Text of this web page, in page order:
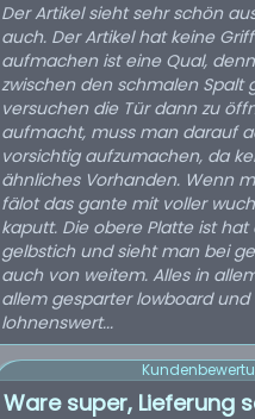
Der Artikel sieht sehr schön
auch. Der Artikel hat keine Griffe und das
aufmachen ist eine Qual,
zwischen den schmalen Spalt
versuchen die Tür dann zu
aufmacht, muss man darauf
vorsichtig aufzumachen, da
ähnliches Vorhanden. Wenn
fälot das gante mit voller
kaputt. Die obere Platte ist
gelbstich und sieht man bei
auch von weitem. Alles in allem, minderwertiger an
allem gesparter lowboard
lohnenswert...
Ware super, Lieferung